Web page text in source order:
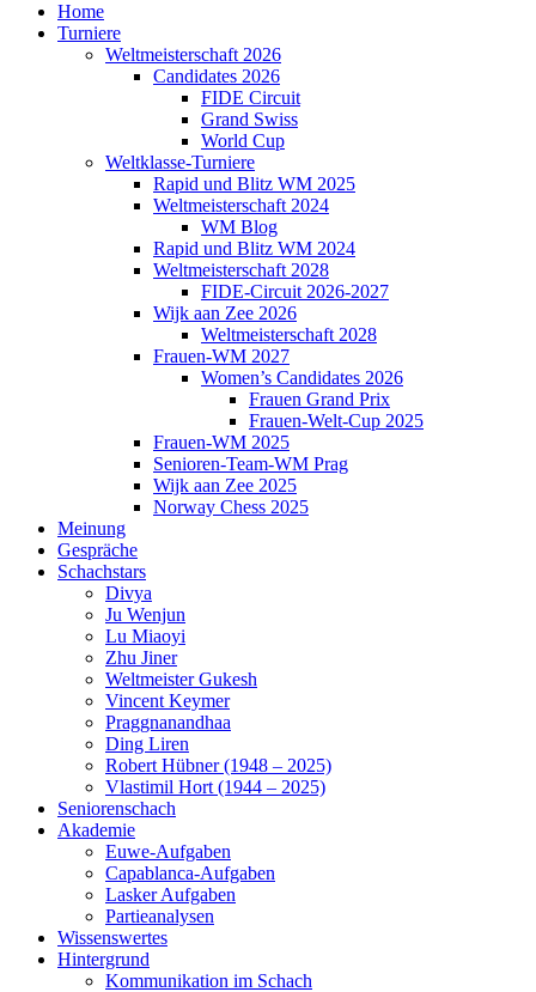
Home
Turniere
Weltmeisterschaft 2026
Candidates 2026
FIDE Circuit
Grand Swiss
World Cup
Weltklasse-Turniere
Rapid und Blitz WM 2025
Weltmeisterschaft 2024
WM Blog
Rapid und Blitz WM 2024
Weltmeisterschaft 2028
FIDE-Circuit 2026-2027
Wijk aan Zee 2026
Weltmeisterschaft 2028
Frauen-WM 2027
Women’s Candidates 2026
Frauen Grand Prix
Frauen-Welt-Cup 2025
Frauen-WM 2025
Senioren-Team-WM Prag
Wijk aan Zee 2025
Norway Chess 2025
Meinung
Gespräche
Schachstars
Divya
Ju Wenjun
Lu Miaoyi
Zhu Jiner
Weltmeister Gukesh
Vincent Keymer
Praggnanandhaa
Ding Liren
Robert Hübner (1948 – 2025)
Vlastimil Hort (1944 – 2025)
Seniorenschach
Akademie
Euwe-Aufgaben
Capablanca-Aufgaben
Lasker Aufgaben
Partieanalysen
Wissenswertes
Hintergrund
Kommunikation im Schach